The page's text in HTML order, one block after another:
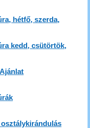
hétfő, szerda,
kedd, csütörtök,